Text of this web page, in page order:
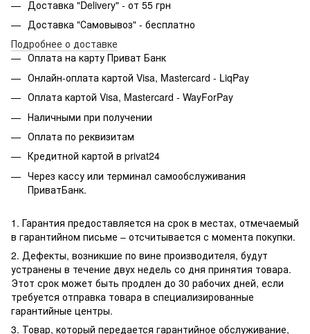
Доставка "Delivery" - от 55 грн
Доставка "Самовывоз" - бесплатно
Подробнее о доставке
Оплата на карту Приват Банк
Онлайн-оплата картой Visa, Mastercard - LiqPay
Оплата картой Visa, Mastercard - WayForPay
Наличными при получении
Оплата по реквизитам
Кредитной картой в privat24
Через кассу или терминал самообслуживания
ПриватБанк.
1. Гарантия предоставляется на срок в местах, отмечаемый
в гарантийном письме – отсчитывается с момента покупки.
2. Дефекты, возникшие по вине производителя, будут
устранены в течение двух недель со дня принятия товара.
Этот срок может быть продлен до 30 рабочих дней, если
требуется отправка товара в специализированные
гарантийные центры.
3. Товар, который передается гарантийное обслуживание,